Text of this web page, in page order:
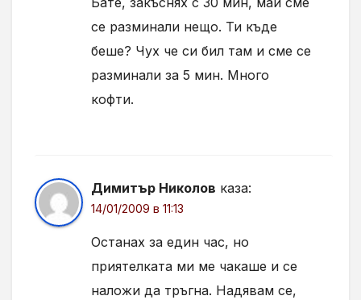
се разминали нещо. Ти къде
беше? Чух че си бил там и сме се
разминали за 5 мин. Много
кофти.
Димитър Николов каза:
14/01/2009 в 11:13
Останах за един час, но
приятелката ми ме чакаше и се
наложи да тръгна. Надявам се,